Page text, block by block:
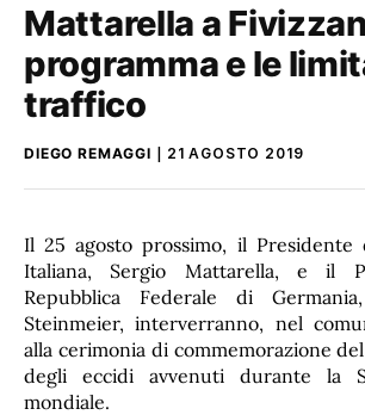
Mattarella a
programma e le
traffico
DIEGO REMAGGI 21 AGOSTO 2019
Il 25 agosto prossimo, il Presidente
Italiana, Sergio Mattarella, e il
Repubblica Federale di
Steinmeier, interverranno, nel
alla cerimonia di commemorazione
degli eccidi avvenuti durante la
mondiale.